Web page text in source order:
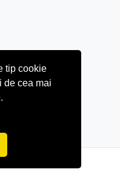
tip cookie
de cea mai